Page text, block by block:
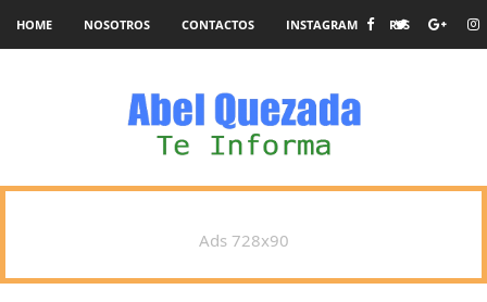
HOME NOSOTROS CONTACTOS INSTAGRAM RSS
Ads 728x90